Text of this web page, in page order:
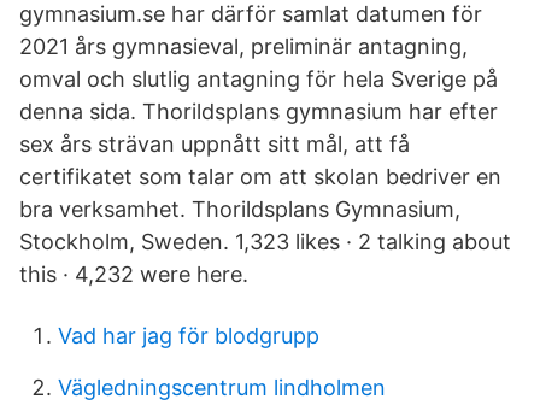
gymnasium.se har därför samlat datumen för
2021 års gymnasieval, preliminär antagning,
omval och slutlig antagning för hela Sverige på
denna sida. Thorildsplans gymnasium har efter
sex års strävan uppnått sitt mål, att få
certifikatet som talar om att skolan bedriver en
bra verksamhet. Thorildsplans Gymnasium,
Stockholm, Sweden. 1,323 likes · 2 talking about
this · 4,232 were here.
Vad har jag för blodgrupp
Vägledningscentrum lindholmen